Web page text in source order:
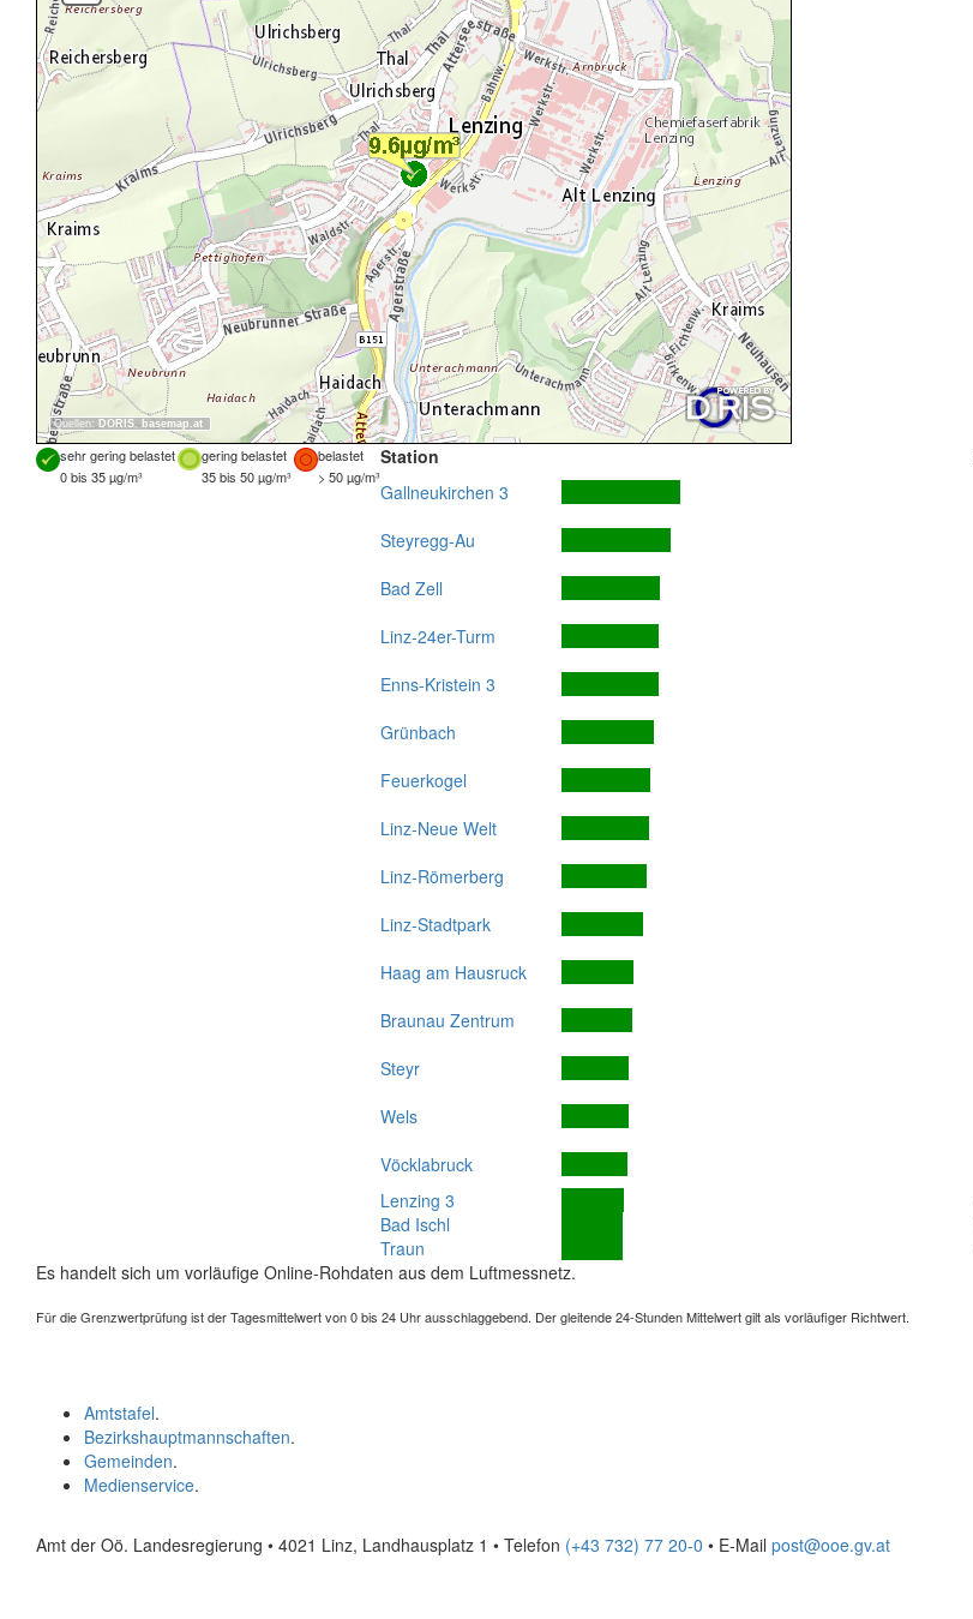
Quellen: DORIS, basemap.at
sehr gering belastet gering belastet
belastet
0 bis 35 µg/m³
35 bis 50 µg/m³ > 50 µg/m³
Station
Gallneukirchen 3
Steyregg-Au
Bad Zell
Linz-24er-Turm
Enns-Kristein 3
Grünbach
Feuerkogel
Linz-Neue Welt
Linz-Römerberg
Linz-Stadtpark
Haag am Hausruck
Braunau Zentrum
Steyr
Wels
Vöcklabruck
Lenzing 3
Bad Ischl
Traun
Es handelt sich um vorläufige Online-Rohdaten aus dem Luftmessnetz.
Für die Grenzwertprüfung ist der Tagesmittelwert von 0 bis 24 Uhr ausschlaggebend. Der gleitende 24-Stunden Mittelwert gilt als vorläufiger Richtwert.
Amtstafel.
Bezirkshauptmannschaften.
Gemeinden.
Medienservice.
Amt der Oö. Landesregierung • 4021 Linz, Landhausplatz 1 • Telefon (+43 732) 77 20-0 • E-Mail post@ooe.gv.at